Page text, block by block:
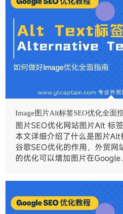
Image图片Alt标签SEO优化全面
图片SEO优化网站图片Alt 标
本文详细介绍了什么是图片
谷歌SEO优化的作用，外贸网
的优化可以增加图片在